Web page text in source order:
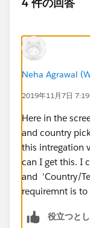
Neha Agrawal
2019年11月7日 7:19
Here in the
and country
this intregation
can I get this. I
and 'Country/
requiremnt is to
役立つと